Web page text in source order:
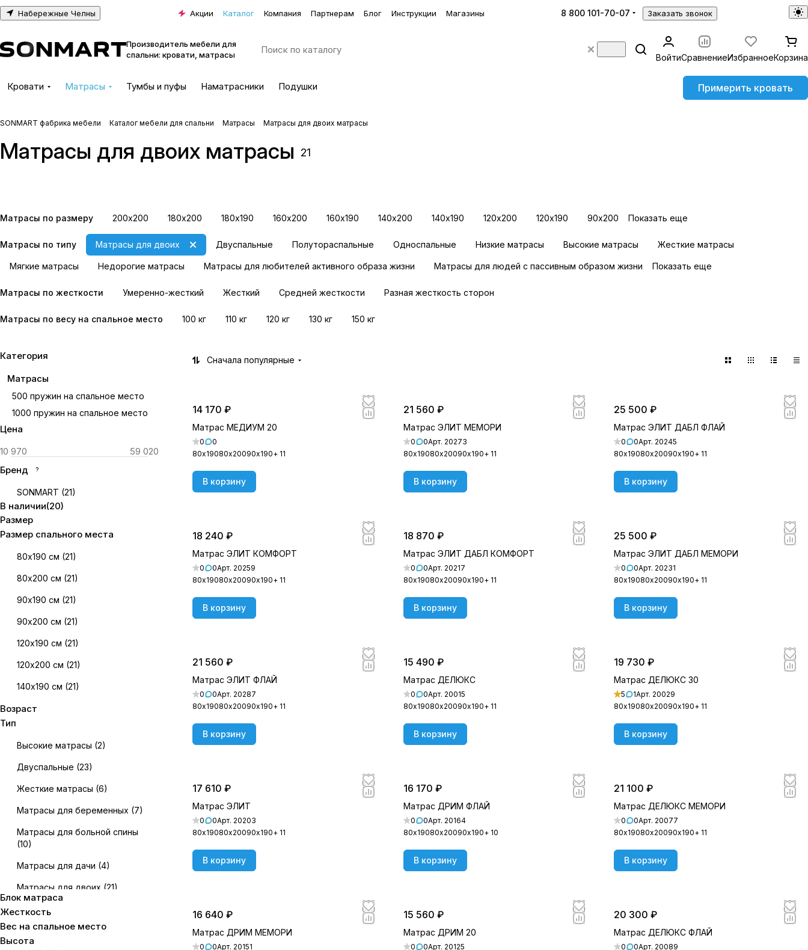
Набережные Челны Акции Каталог Компания Партнерам Блог Инструкции Магазины 8 800 101-70-07 Заказать звонок
Производитель мебели для
спальни: кровати, матрасы
ВойтиСравнениеИзбранноеКорзина
Кровати Матрасы Тумбы и пуфы Наматрасники Подушки Примерить кровать
SONMART фабрика мебели Каталог мебели для спальни Матрасы Матрасы для двоих матрасы
Матрасы для двоих матрасы 21
500 пружин на спальное
место
1000 пружин на спальное
Матрасы по размеру 200х200 180х200 180х190 160х200 160х190 140х200 140х190 120х200 120х190 90х200 Показать еще
Матрасы по типу Двуспальные Полутораспальные Односпальные Низкие матрасы Высокие матрасы Жесткие матрасы
Мягкие матрасы Недорогие матрасы Матрасы для любителей активного образа жизни Матрасы для людей с пассивным образом жизни
Матрасы для двоих
Показать еще
Матрасы по жесткости Умеренно-жесткий Жесткий Средней жесткости Разная жесткость сторон
Матрасы по весу на спальное место 100 кг 110 кг 120 кг 130 кг 150 кг
Сначала популярные
14 170 ₽
Матрас МЕДИУМ 20
0
0
80х19080х20090х190+ 11
В корзину
21 560 ₽
Матрас ЭЛИТ МЕМОРИ
0 0Арт. 20273
80х19080х20090х190+ 11
В корзину
25 500 ₽
Матрас ЭЛИТ ДАБЛ ФЛАЙ
0 0Арт. 20245
80х19080х20090х190+ 11
В корзину
18 240 ₽
Матрас ЭЛИТ КОМФОРТ
0 0Арт. 20259
80х19080х20090х190+ 11
В корзину
18 870 ₽
Матрас ЭЛИТ ДАБЛ КОМФОРТ
0 0Арт. 20217
80х19080х20090х190+ 11
В корзину
25 500 ₽
Матрас ЭЛИТ ДАБЛ МЕМОРИ
0 0Арт. 20231
80х19080х20090х190+ 11
В корзину
21 560 ₽
Матрас ЭЛИТ ФЛАЙ
0 0Арт. 20287
80х19080х20090х190+ 11
В корзину
15 490 ₽
Матрас ДЕЛЮКС
0 0Арт. 20015
80х19080х20090х190+ 11
В корзину
19 730 ₽
Матрас ДЕЛЮКС 30
5 1Арт. 20029
80х19080х20090х190+ 11
В корзину
17 610 ₽
Матрас ЭЛИТ
0 0Арт. 20203
80х19080х20090х190+ 11
В корзину
16 170 ₽
Матрас ДРИМ ФЛАЙ
0 0Арт. 20164
80х19080х20090х190+ 10
В корзину
21 100 ₽
Матрас ДЕЛЮКС МЕМОРИ
0 0Арт. 20077
80х19080х20090х190+ 11
В корзину
16 640 ₽
Матрас ДРИМ МЕМОРИ
0 0Арт. 20151
15 560 ₽
Матрас ДРИМ 20
0 0Арт. 20125
20 300 ₽
Матрас ДЕЛЮКС ФЛАЙ
0 0Арт. 20089
Категория
Матрасы
500 пружин на спальное место
1000 пружин на спальное место
Цена
Бренд ?
SONMART (21)
В наличии(20)
Размер
Размер спального места
80х190 см (21)
80х200 см (21)
90х190 см (21)
90х200 см (21)
120х190 см (21)
120х200 см (21)
140х190 см (21)
140х200 см
160х200 см (21)
180х190 см(20)
180х200 см (21)
200х190 см(18)
200х200 см(21)
Возраст
Тип
Высокие матрасы (2)
Двуспальные (23)
Жесткие матрасы (6)
Матрасы для беременных (7)
Матрасы для больной спины
(10)
Матрасы для дачи (4)
Матрасы для двоих (21)
Матрасы для любителей
Матрасы для людей с
Блок матраса
Жесткость
Вес на cпальное место
Высота